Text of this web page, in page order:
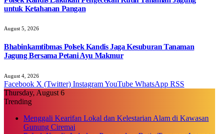
untuk Ketahanan Pangan
August 5, 2026
Bhabinkamtibmas Polsek Kandis Jaga Kesuburan Tanaman
Jagung Bersama Petani Ayu Makmur
August 4, 2026
Facebook X (Twitter) InstagramYouTube WhatsApp RSS
Thursday, August 6
Trending
Menggali Kearifan Lokal dan Kelestarian Alam di Kawasan
Gunung Ciremai